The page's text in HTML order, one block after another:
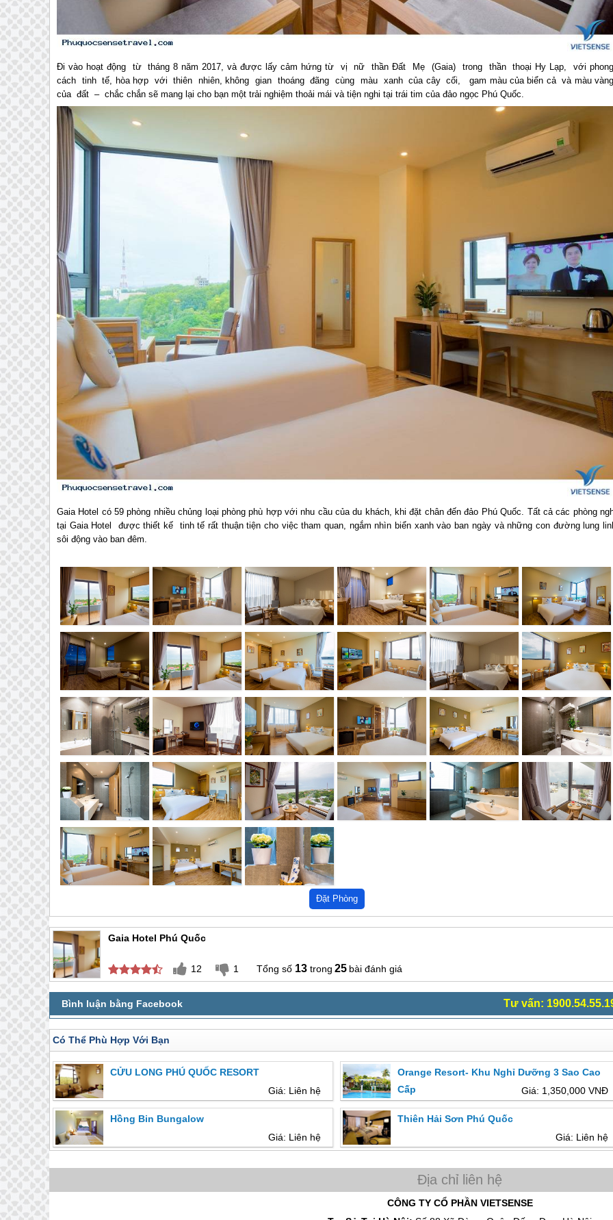
Đi vào hoạt động từ tháng 8 năm 2017, và được lấy cảm hứng từ vị nữ thần Đất Mẹ (Gaia) trong thần thoại Hy Lạp, với
cách tinh tế, hòa hợp với thiên nhiên, không gian thoáng đãng cùng màu xanh của cây cối, gam màu của biển cả và màu
của đất – chắc chắn sẽ mang lại cho bạn một trải nghiệm thoải mái và tiện nghi tại trái tim của đảo ngọc Phú Quốc.
Gaia Hotel có 59 phòng nhiều chủng loại phòng phù hợp với nhu cầu của du khách, khi đặt chân đến đảo Phú Quốc. Tất cả các phòng
tại Gaia Hotel được thiết kế tinh tế rất thuận tiện cho việc tham quan, ngắm nhìn biển xanh vào ban ngày và những con đường lung
sôi động vào ban đêm.
Gaia Hotel Phú Quốc
12 1 13 25 bài đánh giá
Tư vấn:
Có Thể Phù Hợp Với Bạn
CỬU LONG PHÚ QUỐC RESORT
Giá: Liên hệ
Orange Resort- Khu Nghỉ Dưỡng 3 Sao Cao
Cấp
Giá: 1,350,000 VNĐ
Hồng Bin Bungalow
Giá: Liên hệ
Thiên Hải Sơn Phú Quốc
Giá: Liên hệ
CÔNG TY CỔ PHẦN VIETSENSE